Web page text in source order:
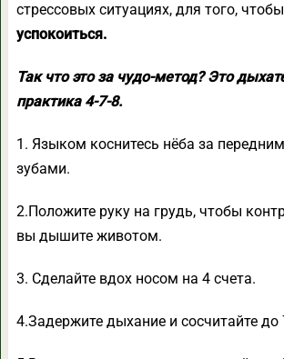
стрессовых ситуациях, для того, чтобы
успокоиться.
Так что это за чудо-метод? Это
практика 4-7-8.
1. Языком коснитесь нёба за
зубами.
2.Положите руку на грудь, чтобы
вы дышите животом.
3. Сделайте вдох носом на 4 счета.
4.Задержите дыхание и сосчитайте до